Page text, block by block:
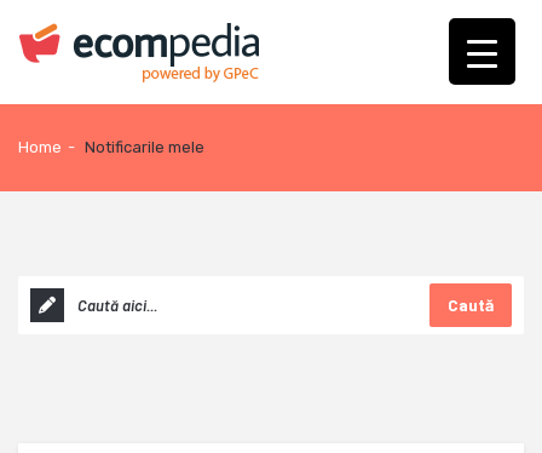
Home - Notificarile mele
Caută